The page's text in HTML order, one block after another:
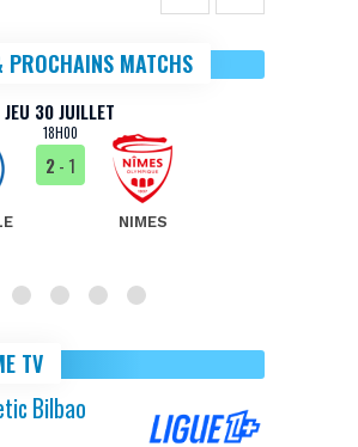
PROCHAINS MATCHS
JEU 30 JUILLET
18H00
2- 1
NIMES
TV
Bilbao